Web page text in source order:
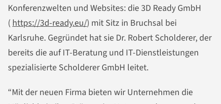
Konferenzwelten und Websites: die 3D Ready GmbH
(https://3d-ready.eu/) mit Sitz in Bruchsal bei
Karlsruhe. Gegründet hat sie Dr. Robert Scholderer, der
bereits die auf IT-Beratung und IT-Dienstleistungen
spezialisierte Scholderer GmbH leitet.
“Mit der neuen Firma bieten wir Unternehmen die